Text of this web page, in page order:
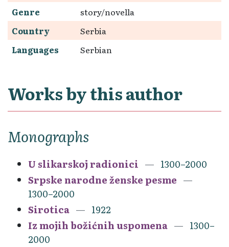
Genre
story/novella
Country
Serbia
Languages
Serbian
Works by this author
Monographs
U slikarskoj radionici
1300–2000
Srpske narodne ženske pesme
1300–2000
Sirotica
1922
Iz mojih božićnih uspomena
1300–
2000